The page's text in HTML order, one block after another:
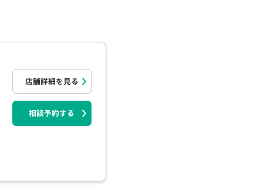
店舗詳細を見る
相談予約する